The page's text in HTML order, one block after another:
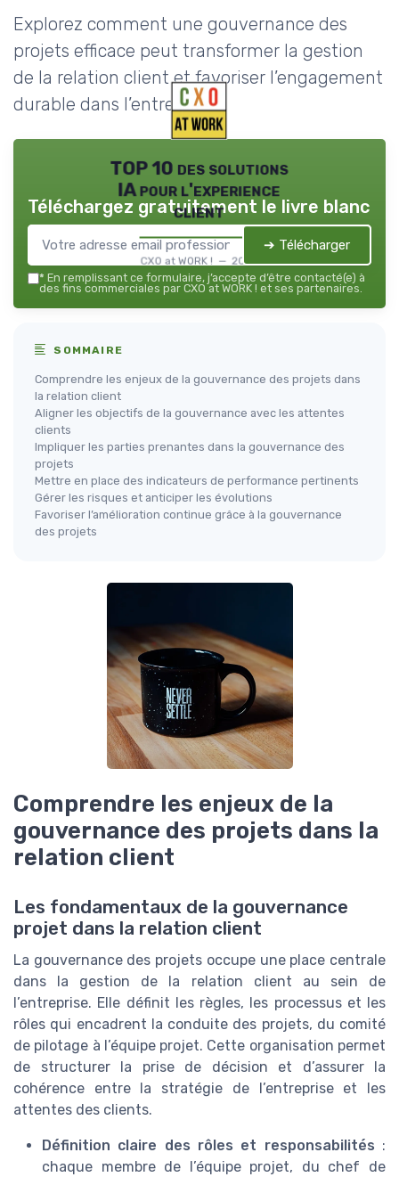
Explorez comment une gouvernance des
projets efficace peut transformer la gestion
de la relation client et favoriser l’engagement
durable dans l’entreprise.
TOP 10 des solutions
IA pour l'experience
client
CXO at WORK ! — 2026
Téléchargez gratuitement le livre blanc
➔ Télécharger
* En remplissant ce formulaire, j’accepte d’être contacté(e) à
des fins commerciales par CXO at WORK ! et ses partenaires.
SOMMAIRE
Comprendre les enjeux de la gouvernance des projets dans
la relation client
Aligner les objectifs de la gouvernance avec les attentes
clients
Impliquer les parties prenantes dans la gouvernance des
projets
Mettre en place des indicateurs de performance pertinents
Gérer les risques et anticiper les évolutions
Favoriser l’amélioration continue grâce à la gouvernance
des projets
Comprendre les enjeux de la
gouvernance des projets dans la
relation client
Les fondamentaux de la gouvernance
projet dans la relation client
La gouvernance des projets occupe une place centrale
dans la gestion de la relation client au sein de
l’entreprise. Elle définit les règles, les processus et les
rôles qui encadrent la conduite des projets, du comité
de pilotage à l’équipe projet. Cette organisation permet
de structurer la prise de décision et d’assurer la
cohérence entre la stratégie de l’entreprise et les
attentes des clients.
Définition claire des rôles et responsabilités :
chaque membre de l’équipe projet, du chef de